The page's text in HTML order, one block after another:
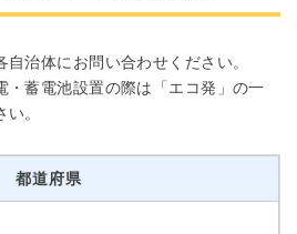
治体にお問い合わせください。
・蓄電池設置の際は「エコ発」の一
。
都道府県